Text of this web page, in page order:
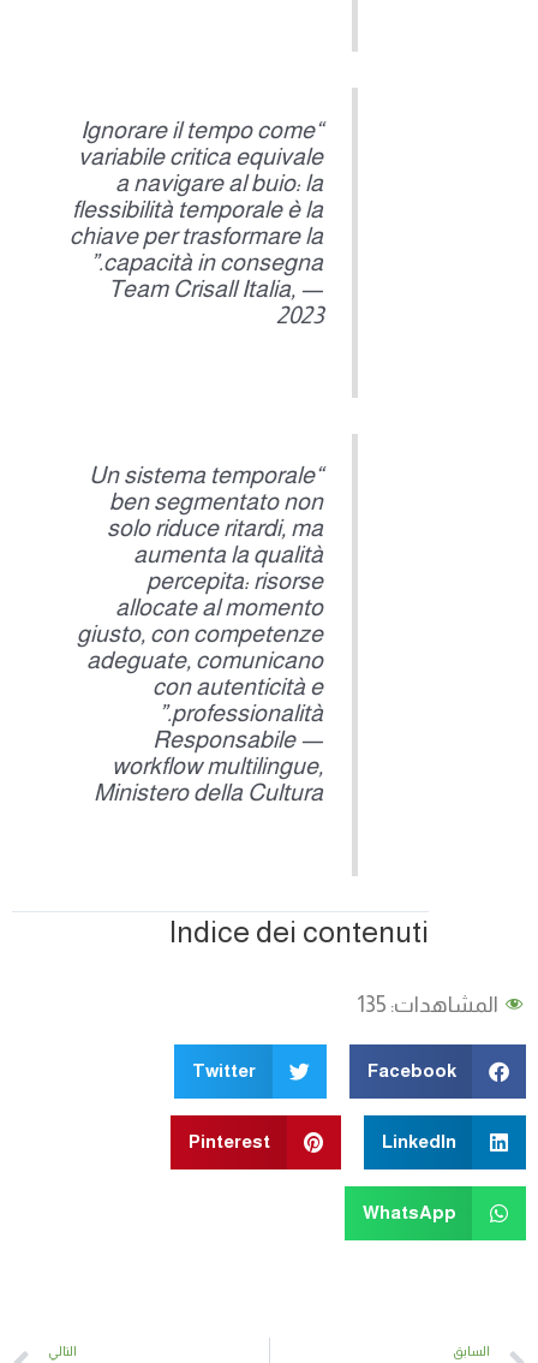
“Ignorare il tempo come
variabile critica equivale
a navigare al buio: la
flessibilità temporale è la
chiave per trasformare la
capacità in consegna.”
— Team Crisall Italia,
2023
“Un sistema temporale
ben segmentato non
solo riduce ritardi, ma
aumenta la qualità
percepita: risorse
allocate al momento
giusto, con competenze
adeguate, comunicano
con autenticità e
professionalità.”
— Responsabile
workflow multilingue,
Ministero della Cultura
Indice dei contenuti
المشاهدات: 135
Facebook
Twitter
LinkedIn
Pinterest
WhatsApp
Prev
السابق التالي